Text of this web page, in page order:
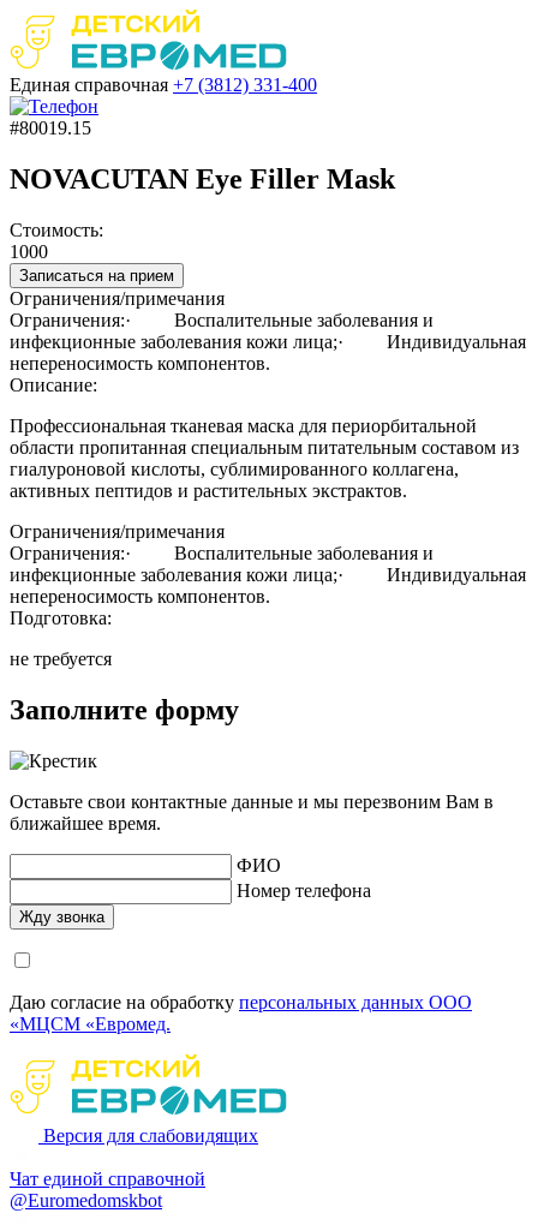
Единая справочная +7 (3812) 331-400
#80019.15
NOVACUTAN Eye Filler Mask
Стоимость:
1000
Записаться на прием
Ограничения/примечания
Ограничения:· Воспалительные заболевания и
инфекционные заболевания кожи лица;· Индивидуальная
непереносимость компонентов.
Описание:
Профессиональная тканевая маска для периорбитальной
области пропитанная специальным питательным составом из
гиалуроновой кислоты, сублимированного коллагена,
активных пептидов и растительных экстрактов.
Ограничения/примечания
Ограничения:· Воспалительные заболевания и
инфекционные заболевания кожи лица;· Индивидуальная
непереносимость компонентов.
Подготовка:
не требуется
Заполните форму
Оставьте свои контактные данные и мы перезвоним Вам в
ближайшее время.
ФИО
Номер телефона
Даю согласие на обработку персональных данных ООО
«МЦСМ «Евромед.
Версия для слабовидящих
Чат единой справочной
@Euromedomskbot